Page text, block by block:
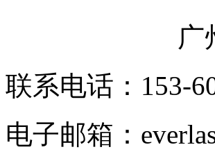
广
联系电话：153-
电子邮箱：